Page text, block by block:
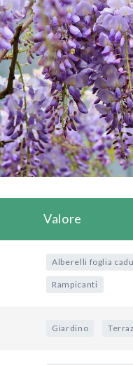
Valore
Alberelli foglia
Rampicanti
Giardino